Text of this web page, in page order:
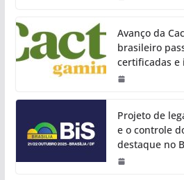
Avanço da
brasileiro
certificadas e
Projeto de
e o controle
destaque no